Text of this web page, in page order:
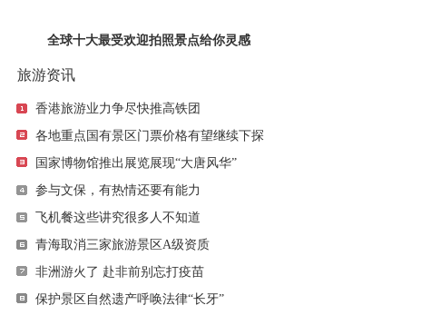
全球十大最受欢迎拍照景点给你灵感
旅游资讯
香港旅游业力争尽快推高铁团
各地重点国有景区门票价格有望继续下探
国家博物馆推出展览展现“大唐风华”
参与文保，有热情还要有能力
飞机餐这些讲究很多人不知道
青海取消三家旅游景区A级资质
非洲游火了 赴非前别忘打疫苗
保护景区自然遗产呼唤法律“长牙”